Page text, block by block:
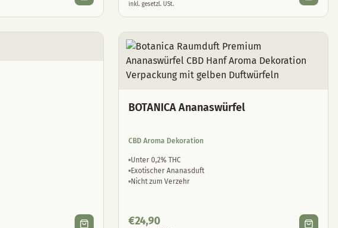
inkl. gesetzl. USt.
BOTANICA Ananaswürfel
CBD Aroma Dekoration
Unter 0,2% THC
Exotischer Ananasduft
Nicht zum Verzehr
€24,90